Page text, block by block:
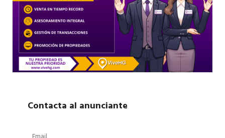
Contacta al anunciante